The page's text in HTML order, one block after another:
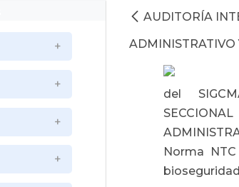
AUDITORÍA
ADMINISTRATIVO
del
Norma